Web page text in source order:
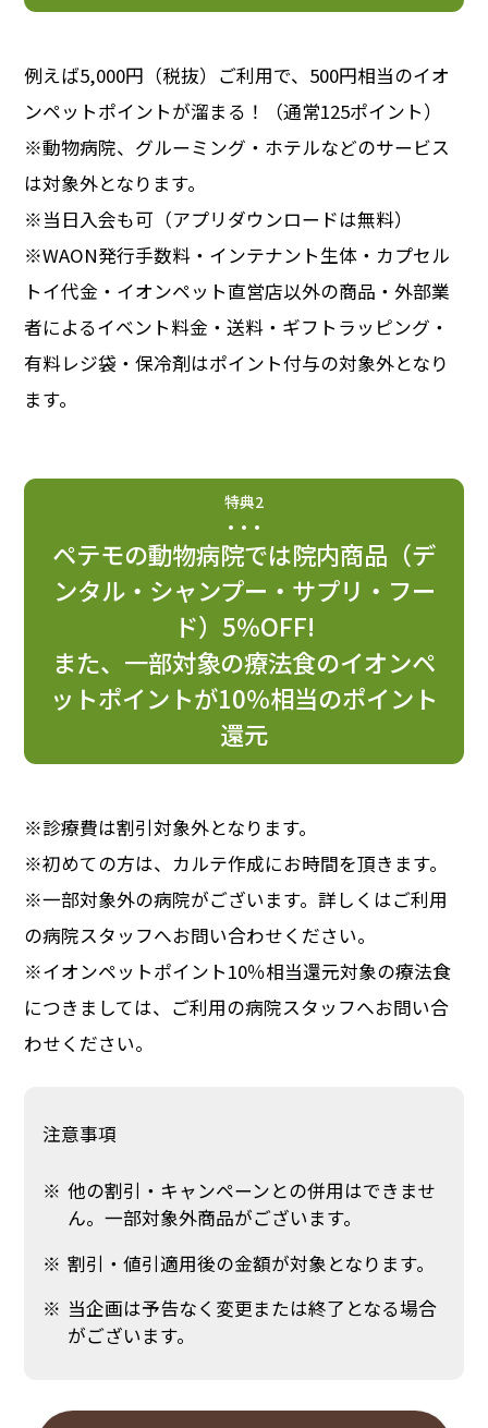
例えば5,000円（税抜）ご利用で、500円相当のイオ
ンペットポイントが溜まる！（通常125ポイント）
※動物病院、グルーミング・ホテルなどのサービス
は対象外となります。
※当日入会も可（アプリダウンロードは無料）
※WAON発行手数料・インテナント生体・カプセル
トイ代金・イオンペット直営店以外の商品・外部業
者によるイベント料金・送料・ギフトラッピング・
有料レジ袋・保冷剤はポイント付与の対象外となり
ます。
特典2
ペテモの動物病院では院内商品（デ
ンタル・シャンプー・サプリ・フー
ド）5％OFF!
また、一部対象の療法食のイオンペ
ットポイントが10％相当のポイント
還元
※診療費は割引対象外となります。
※初めての方は、カルテ作成にお時間を頂きます。
※一部対象外の病院がございます。詳しくはご利用
の病院スタッフへお問い合わせください。
※イオンペットポイント10％相当還元対象の療法食
につきましては、ご利用の病院スタッフへお問い合
わせください。
注意事項
他の割引・キャンペーンとの併用はできませ
ん。一部対象外商品がございます。
割引・値引適用後の金額が対象となります。
当企画は予告なく変更または終了となる場合
がございます。